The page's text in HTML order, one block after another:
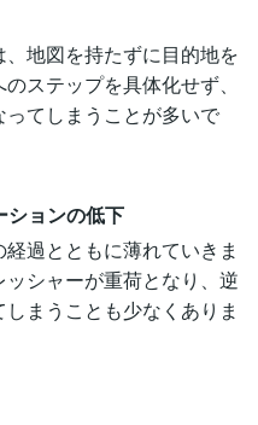
地図を持たずに目的地を
ステップを具体化せず、
てしまうことが多いで
ションの低下
過とともに薄れていきま
シャーが重荷となり、逆
まうことも少なくありま